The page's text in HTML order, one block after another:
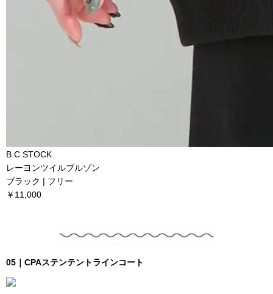
B.C STOCK
レーヨンツイルブルゾン
ブラック | フリー
￥11,000
05｜CPAステンテントラインコート